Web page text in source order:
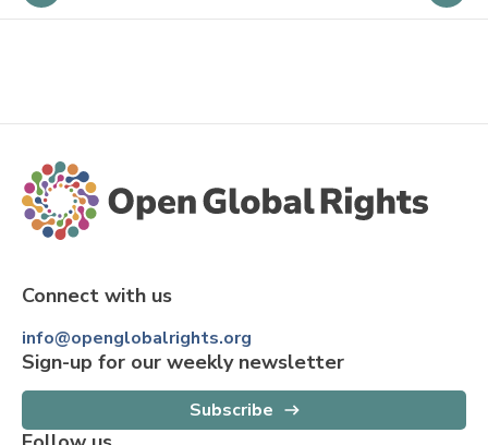
Connect with us
info@openglobalrights.org
Sign-up for our weekly newsletter
Subscribe